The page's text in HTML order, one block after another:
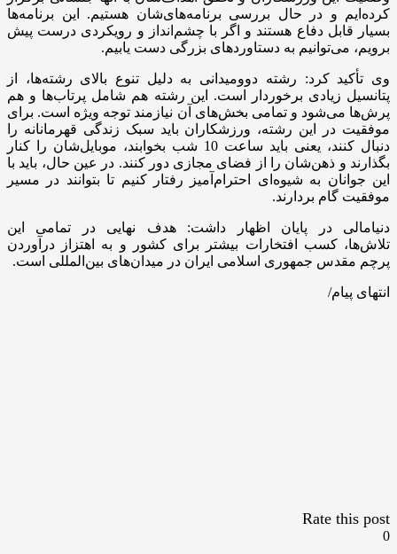
کرده‌ایم و در حال بررسی برنامه‌های‌شان هستیم. این برنامه‌ها
بسیار قابل دفاع هستند و اگر با چشم‌انداز و رویکردی درست پیش
برویم، می‌توانیم به دستاوردهای بزرگی دست یابیم.
وی تأکید کرد: رشته دوومیدانی به دلیل تنوع بالای رشته‌ها، از
پتانسیل زیادی برخوردار است. این رشته هم شامل پرتاب‌ها و هم
پرش‌ها می‌شود و تمامی بخش‌های آن نیازمند توجه ویژه است. برای
موفقیت در این رشته، ورزشکاران باید سبک زندگی قهرمانانه را
دنبال کنند، یعنی باید ساعت 10 شب بخوابند، موبایل‌شان را کنار
بگذارند و ذهن‌شان را از فضای مجازی دور کنند. در عین حال، باید با
این جوانان به شیوه‌ای احترام‌آمیز رفتار کنیم تا بتوانند در مسیر
موفقیت گام بردارند.
دنیامالی در پایان اظهار داشت: هدف نهایی در تمامی این
تلاش‌ها، کسب افتخارات بیشتر برای کشور و به اهتزاز درآوردن
پرچم مقدس جمهوری اسلامی ایران در میدان‌های بین‌المللی است.
انتهای پیام/
Rate this post
0